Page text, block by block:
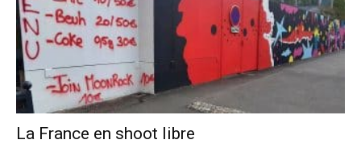
La France en shoot libre